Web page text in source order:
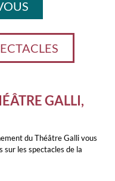
GALLI,
du Théâtre Galli vous
les spectacles de la